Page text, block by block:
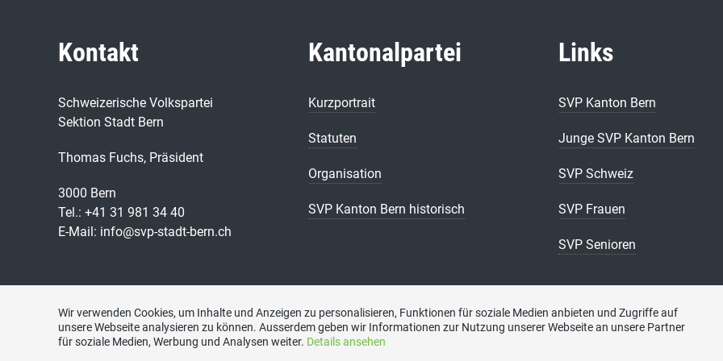
Kontakt
Schweizerische Volkspartei
Sektion Stadt Bern
Thomas Fuchs, Präsident
3000 Bern
Tel.: +41 31 981 34 40
E-Mail: info@svp-stadt-bern.ch
Kantonalpartei
Kurzportrait
Statuten
Organisation
SVP Kanton Bern historisch
Links
SVP Kanton Bern
Junge SVP Kanton Bern
SVP Schweiz
SVP Frauen
SVP Senioren
Wir verwenden Cookies, um Inhalte und Anzeigen zu personalisieren, Funktionen für soziale Medien anbieten und Zugriffe auf
unsere Webseite analysieren zu können. Ausserdem geben wir Informationen zur Nutzung unserer Webseite an unsere Partner
für soziale Medien, Werbung und Analysen weiter. Details ansehen